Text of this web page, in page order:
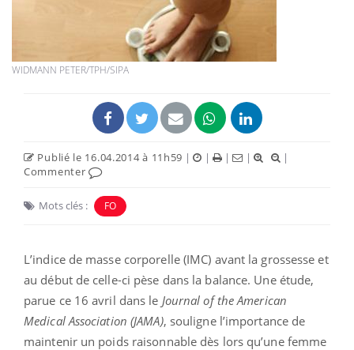
WIDMANN PETER/TPH/SIPA
Publié le 16.04.2014 à 11h59 | | | |
|
Commenter
Mots clés : FO
L’indice de masse corporelle (IMC) avant la grossesse et
au début de celle-ci pèse dans la balance. Une étude,
parue ce 16 avril dans le Journal of the American
Medical Association (JAMA), souligne l’importance de
maintenir un poids raisonnable dès lors qu’une femme